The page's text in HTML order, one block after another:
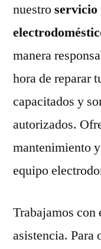
nuestroservicio
manera
hora de reparar
capacitados y
autorizados.
mantenimiento
equipo
Trabajamos con
asistencia. Para